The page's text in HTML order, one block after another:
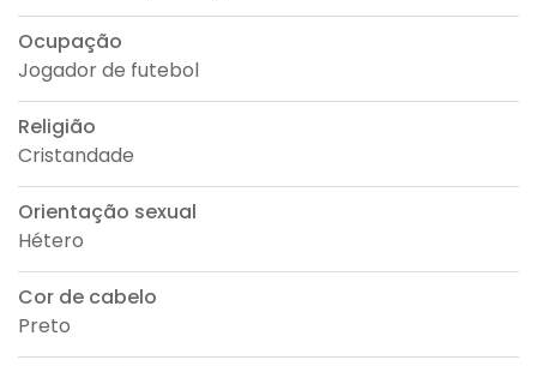
Ocupação
Jogador de futebol
Religião
Cristandade
Orientação sexual
Hétero
Cor de cabelo
Preto